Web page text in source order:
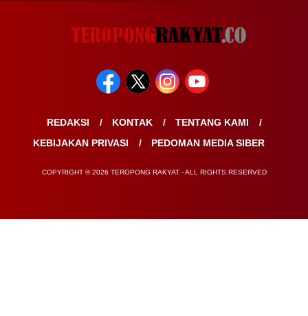
REDAKSI KONTAK
TENTANG KAMI
KEBIJAKAN PRIVASI
PEDOMAN MEDIA SIBER
COPYRIGHT © 2026 TEROPONG RAKYAT - ALL RIGHTS RESERVED